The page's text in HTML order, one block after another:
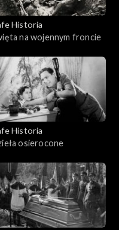
Historia
na wojennym froncie
Historia
osierocone